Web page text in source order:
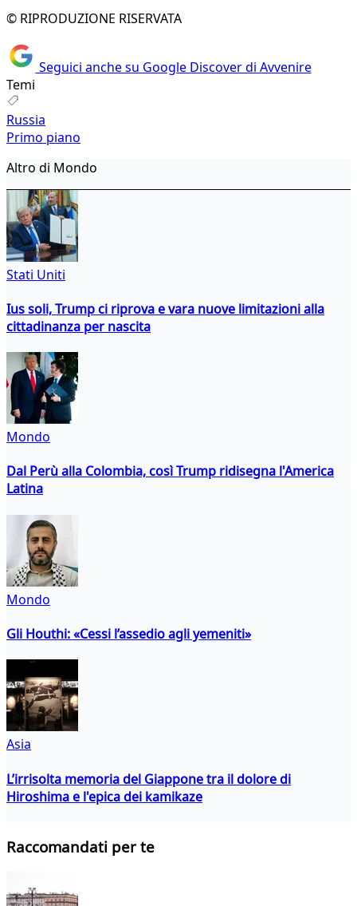
© RIPRODUZIONE RISERVATA
Seguici anche su Google Discover di Avvenire
Temi
Russia
Primo piano
Altro di Mondo
Stati Uniti
Ius soli, Trump ci riprova e vara nuove limitazioni alla
cittadinanza per nascita
Mondo
Dal Perù alla Colombia, così Trump ridisegna l'America
Latina
Mondo
Gli Houthi: «Cessi l’assedio agli yemeniti»
Asia
L’irrisolta memoria del Giappone tra il dolore di
Hiroshima e l'epica dei kamikaze
Raccomandati per te